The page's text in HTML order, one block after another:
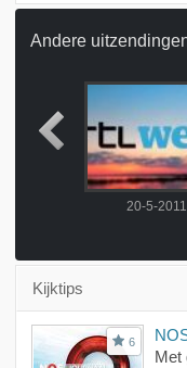
Andere
20-5-2011
Kijktips
6
Met